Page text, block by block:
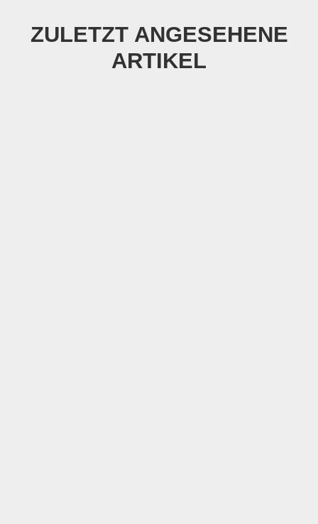
ZULETZT ANGESEHENE
ARTIKEL